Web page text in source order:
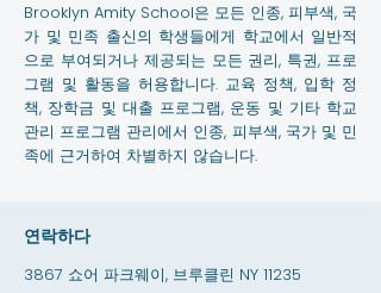
Brooklyn Amity School은 모든 인종, 피부색, 국
가 및 민족 출신의 학생들에게 학교에서 일반적
으로 부여되거나 제공되는 모든 권리, 특권, 프로
그램 및 활동을 허용합니다. 교육 정책, 입학 정
책, 장학금 및 대출 프로그램, 운동 및 기타 학교
관리 프로그램 관리에서 인종, 피부색, 국가 및 민
족에 근거하여 차별하지 않습니다.
연락하다
3867 쇼어 파크웨이, 브루클린 NY 11235